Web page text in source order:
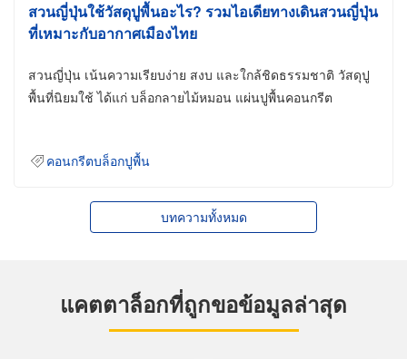
สวนญี่ปุ่นใช้วัสดุปูพื้นอะไร? รวมไอเดียทางเดินสวนญี่ปุ่น
ที่เหมาะกับอากาศเมืองไทย
สวนญี่ปุ่น เน้นความเรียบง่าย สงบ และใกล้ชิดธรรมชาติ วัสดุปู
พื้นที่นิยมใช้ ได้แก่ บล็อกลายไม้หมอน แผ่นปูพื้นคอนกรีต
คอนกรีตบล็อกปูพื้น
บทความทั้งหมด
แคตตาล็อกที่ถูกขอข้อมูลล่าสุด